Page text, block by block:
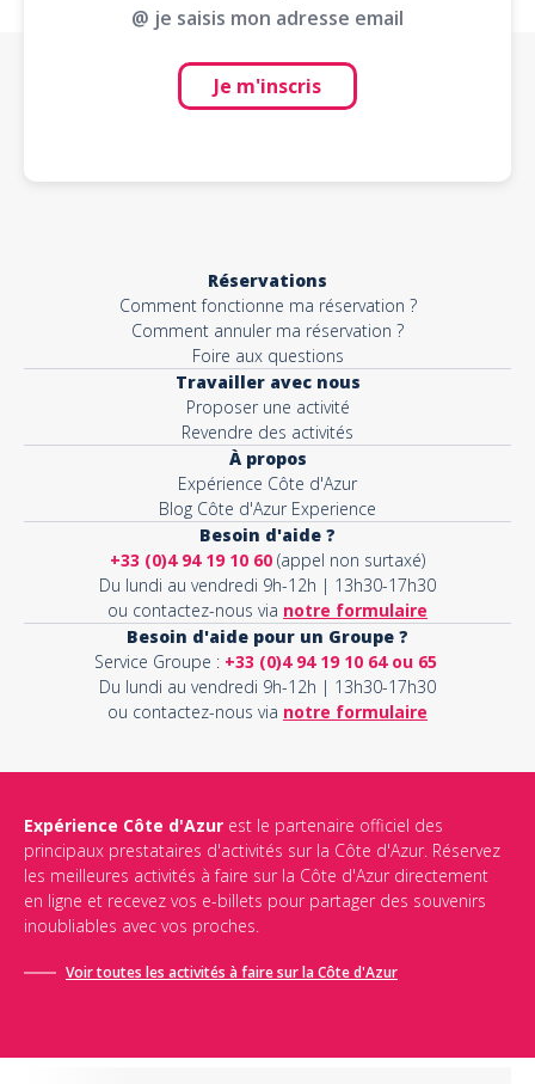
@ je saisis mon adresse email
Je m'inscris
Réservations
Comment fonctionne ma réservation ?
Comment annuler ma réservation ?
Foire aux questions
Travailler avec nous
Proposer une activité
Revendre des activités
À propos
Expérience Côte d'Azur
Blog Côte d'Azur Experience
Besoin d'aide ?
+33 (0)4 94 19 10 60 (appel non surtaxé)
Du lundi au vendredi 9h-12h | 13h30-17h30
ou contactez-nous via notre formulaire
Besoin d'aide pour un Groupe ?
Service Groupe : +33 (0)4 94 19 10 64 ou 65
Du lundi au vendredi 9h-12h | 13h30-17h30
ou contactez-nous via notre formulaire
Expérience Côte d'Azur est le partenaire officiel des
principaux prestataires d'activités sur la Côte d'Azur. Réservez
les meilleures activités à faire sur la Côte d'Azur directement
en ligne et recevez vos e-billets pour partager des souvenirs
inoubliables avec vos proches.
Voir toutes les activités à faire sur la Côte d'Azur